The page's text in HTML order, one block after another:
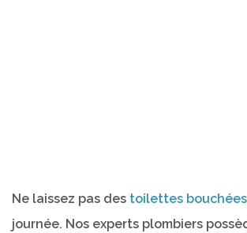
Ne laissez pas des toilettes bouchées
journée. Nos experts plombiers